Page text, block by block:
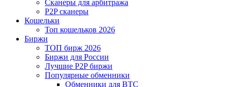
Сканеры для арбитража
P2P сканеры
Кошельки
Топ кошельков 2026
Биржи
ТОП бирж 2026
Биржи для России
Лучшие P2P биржи
Популярные обменники
Обменники для BTC